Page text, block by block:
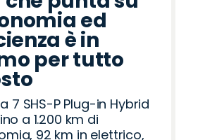
ed
è in
per tutto
7 SHS-P Plug-in Hybrid
a 1.200 km di
92 km in elettrico,